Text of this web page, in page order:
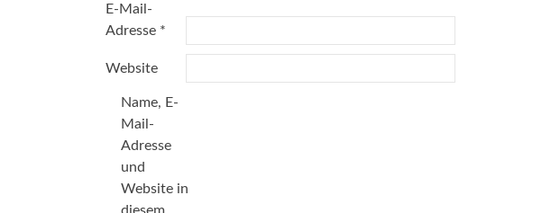
E-Mail-
Adresse *
Website
Name, E-
Mail-
Adresse
und
Website in
diesem